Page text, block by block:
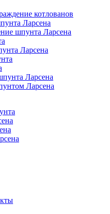
котлованов
Ларсена
шпунта Ларсена
Ларсена
Ларсена
Ларсена